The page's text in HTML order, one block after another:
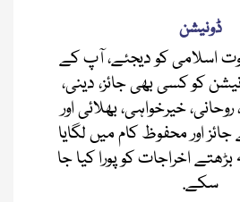
ڈونیشن
اسلامی کو دیجئے، آپ کے
کو کسی بھی جائز، دینی،
خیرخواہی، بھلائی اور
اور محفوظ کام میں لگایا
اخراجات کو پورا کیا جا
سکے.